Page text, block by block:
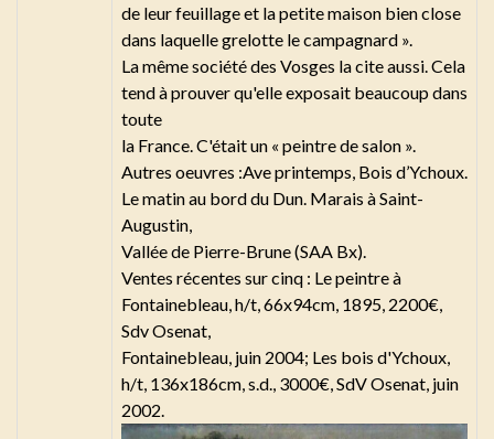
de leur feuillage et la petite maison bien close
dans laquelle grelotte le campagnard ».
La même société des Vosges la cite aussi. Cela
tend à prouver qu'elle exposait beaucoup dans
toute
la France. C'était un « peintre de salon ».
Autres oeuvres :Ave printemps, Bois d’Ychoux.
Le matin au bord du Dun. Marais à Saint-
Augustin,
Vallée de Pierre-Brune (SAA Bx).
Ventes récentes sur cinq : Le peintre à
Fontainebleau, h/t, 66x94cm, 1895, 2200€,
Sdv Osenat,
Fontainebleau, juin 2004; Les bois d'Ychoux,
h/t, 136x186cm, s.d., 3000€, SdV Osenat, juin
2002.